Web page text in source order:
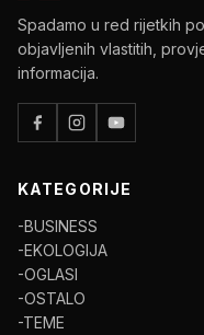
Spadamo u red rijetkih
objavljenih vlastitih,
informacija.
KATEGORIJE
-BUSINESS
-EKOLOGIJA
-OGLASI
-OSTALO
-TEME